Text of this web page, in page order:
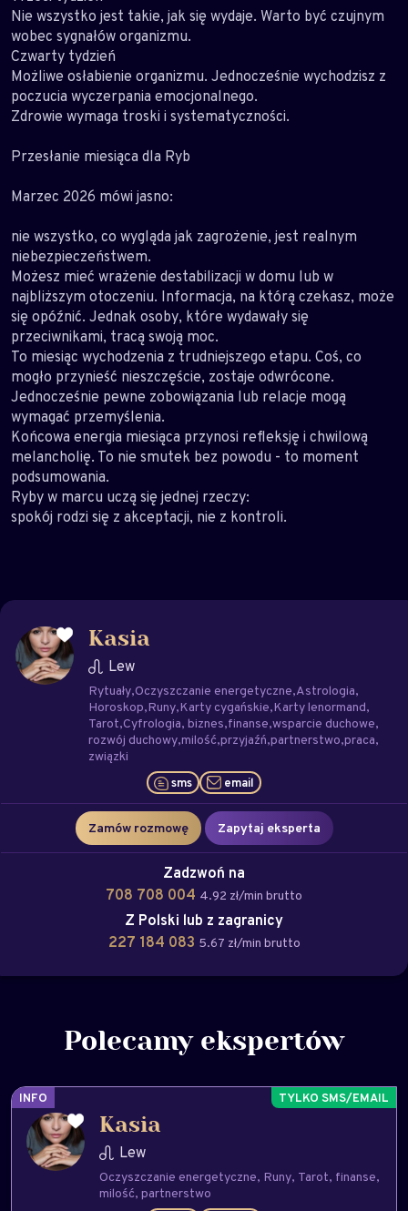
Nie wszystko jest takie, jak się wydaje. Warto być czujnym
wobec sygnałów organizmu.
Czwarty tydzień
Możliwe osłabienie organizmu. Jednocześnie wychodzisz z
poczucia wyczerpania emocjonalnego.
Zdrowie wymaga troski i systematyczności.
Przesłanie miesiąca dla Ryb
Marzec 2026 mówi jasno:
nie wszystko, co wygląda jak zagrożenie, jest realnym
niebezpieczeństwem.
Możesz mieć wrażenie destabilizacji w domu lub w
najbliższym otoczeniu. Informacja, na którą czekasz, może
się opóźnić. Jednak osoby, które wydawały się
przeciwnikami, tracą swoją moc.
To miesiąc wychodzenia z trudniejszego etapu. Coś, co
mogło przynieść nieszczęście, zostaje odwrócone.
Jednocześnie pewne zobowiązania lub relacje mogą
wymagać przemyślenia.
Końcowa energia miesiąca przynosi refleksję i chwilową
melancholię. To nie smutek bez powodu - to moment
podsumowania.
Ryby w marcu uczą się jednej rzeczy:
spokój rodzi się z akceptacji, nie z kontroli.
Kasia
Lew
Rytuały Oczyszczanie energetyczne Astrologia
Horoskop Runy Karty cygańskie Karty lenormand
Tarot Cyfrologia biznes finanse wsparcie duchowe
rozwój duchowy milość przyjaźń partnerstwo praca
związki
sms email
Zamów rozmowę Zapytaj eksperta
Zadzwoń na
708 708 004 4.92 zł/min brutto
Z Polski lub z zagranicy
227 184 083 5.67 zł/min brutto
Polecamy ekspertów
INFO
Kasia
Lew
Oczyszczanie energetyczne Runy Tarot finanse
milość partnerstwo